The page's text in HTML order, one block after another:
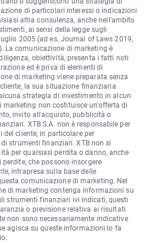
di particolari interessi o indicazioni
altra consulenza, anche nell'ambito
ai sensi della legge sugli
2005 (ad es. Journal of Laws 2019,
La comunicazione di marketing è
obiettività, presenta i fatti noti
ed è priva di elementi di
di marketing viene preparata senza
la sua situazione finanziaria
strategia di investimento in alcun
non costituisce un'offerta di
invito all'acquisto, pubblicità o
XTB S.A. non è responsabile per
del cliente, in particolare per
strumenti finanziari. XTB non si
per qualsiasi perdita o danno, anche
che possono insorgere
intrapresa sulla base delle
comunicazione di marketing. Nel
di marketing contenga informazioni su
strumenti finanziari ivi indicati, questi
o previsione relativa ai risultati
non sono necessariamente indicative
agisca su queste informazioni lo fa